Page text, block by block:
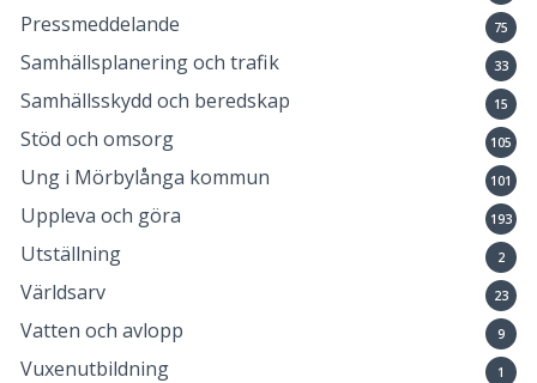
Pressmeddelande 75
Samhällsplanering och trafik 33
Samhällsskydd och beredskap 15
Stöd och omsorg 105
Ung i Mörbylånga kommun 101
Uppleva och göra 193
Utställning 2
Världsarv 23
Vatten och avlopp 9
Vuxenutbildning 1